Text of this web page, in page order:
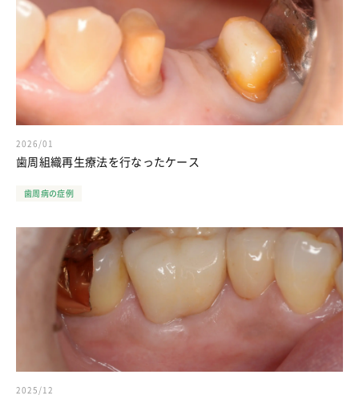
2026/01
歯周組織再生療法を行なったケース
歯周病の症例
2025/12